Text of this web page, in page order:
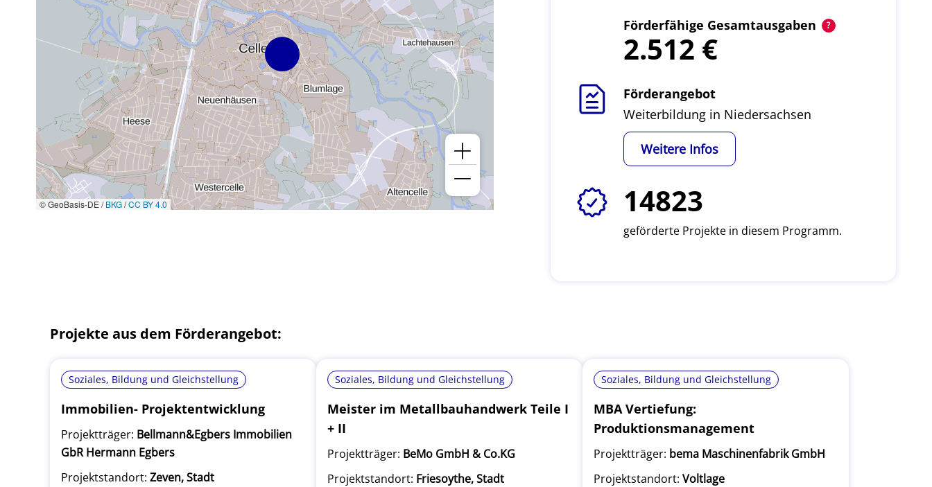
© GeoBasis-DE /BKG/CC BY 4.0
Förderfähige Gesamtausgaben
2.512
Förderangebot
Weiterbildung in Niedersachsen
Weitere Infos
14823
geförderte Projekte in diesem Programm.
Projekte aus dem Förderangebot:
Soziales, Bildung und Gleichstellung
Immobilien- Projektentwicklung
Projektträger: Bellmann&Egbers Immobilien
GbR Hermann Egbers
Projektstandort: Zeven, Stadt
Soziales, Bildung und Gleichstellung
Meister im Metallbauhandwerk Teile I
+ II
Projektträger: BeMo GmbH & Co.KG
Projektstandort: Friesoythe, Stadt
Soziales, Bildung und Gleichstellung
MBA Vertiefung:
Produktionsmanagement
Projektträger: bema Maschinenfabrik GmbH
Projektstandort: Voltlage